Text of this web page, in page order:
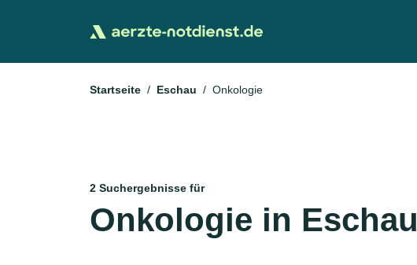
Startseite Eschau Onkologie
2 Suchergebnisse für
Onkologie in Eschau